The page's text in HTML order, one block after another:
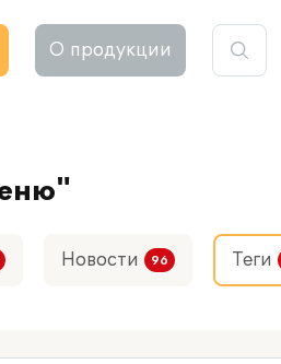
О продукции
Новости Теги